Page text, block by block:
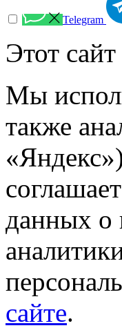
Telegram
Этот
Мы
также
данных о
сайте.